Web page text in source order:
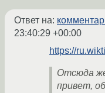
Ответ на:
23:40:29 +00:00
https://
Отсюда
привет,